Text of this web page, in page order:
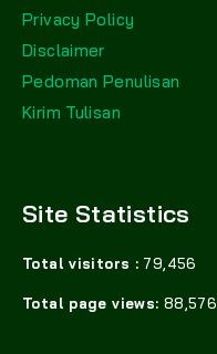
Privacy Policy
Disclaimer
Pedoman Penulisan
Kirim Tulisan
Site Statistics
Total visitors : 79,456
Total page views: 88,576